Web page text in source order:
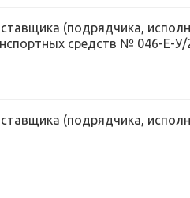
(подрядчика,
средств № 046-Е-У/
(подрядчика,